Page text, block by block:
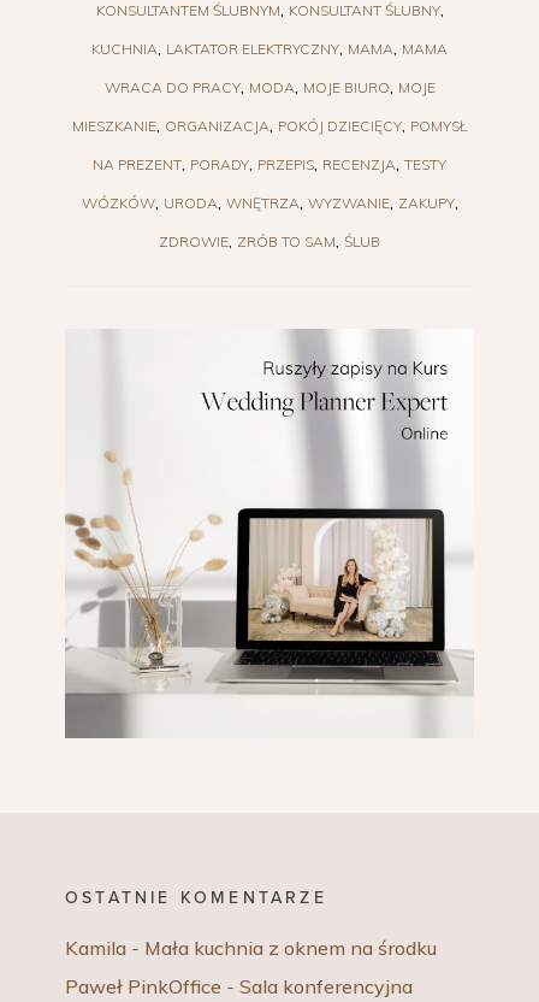
KONSULTANTEM ŚLUBNYM KONSULTANT ŚLUBNY
KUCHNIA LAKTATOR ELEKTRYCZNY MAMA MAMA
WRACA DO PRACY MODA MOJE BIURO MOJE
MIESZKANIE ORGANIZACJA POKÓJ DZIECIĘCY POMYSŁ
NA PREZENT PORADY PRZEPIS RECENZJA TESTY
WÓZKÓW URODA WNĘTRZA WYZWANIE ZAKUPY
ZDROWIE ZRÓB TO SAM ŚLUB
OSTATNIE KOMENTARZE
Kamila - Mała kuchnia z oknem na środku
Paweł PinkOffice - Sala konferencyjna